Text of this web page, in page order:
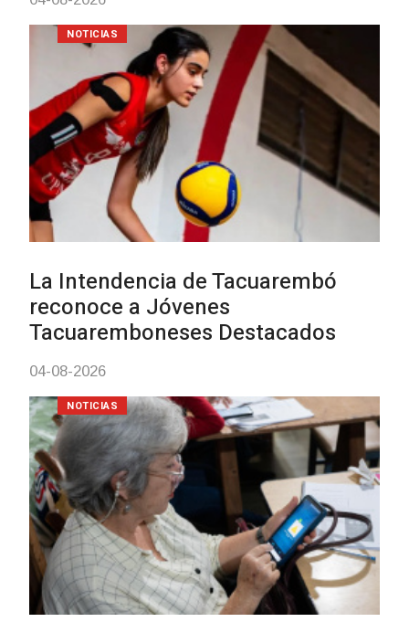
Actualización sobre la agenda de
vacunación contra el
meningococo
03-08-2026
NOTICIAS
UTE hizo llamado laboral para
personas en situación de
discapacidad
03-08-2026
NOTICIAS
POLICIALES